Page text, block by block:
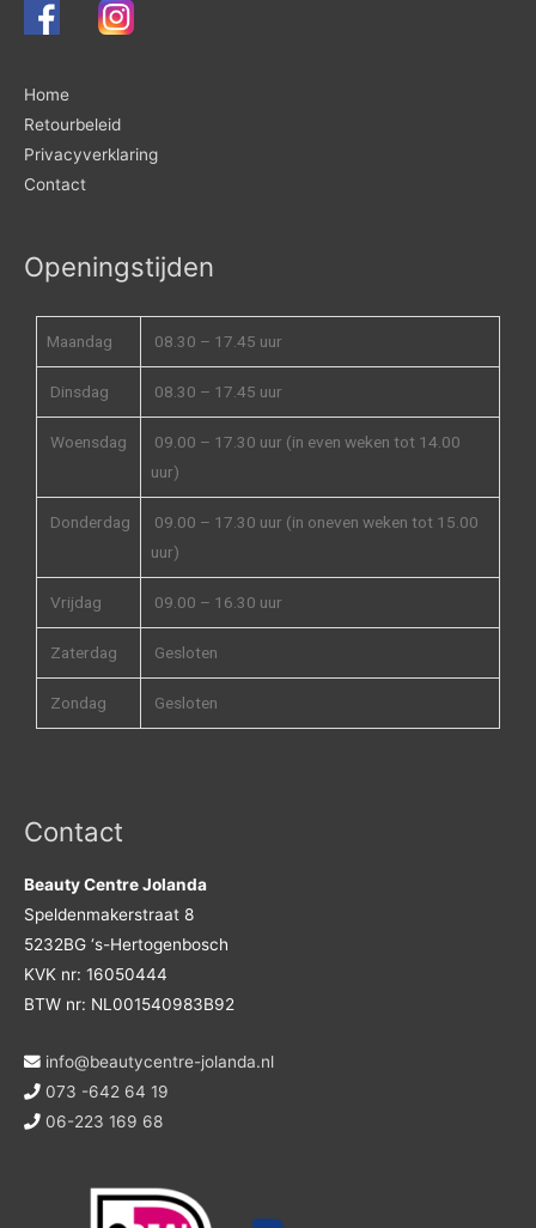
Home
Retourbeleid
Privacyverklaring
Contact
Openingstijden
Maandag 08.30 – 17.45 uur
Dinsdag 08.30 – 17.45 uur
Woensdag
09.00 – 17.30 uur (in even weken tot 14.00
uur)
Donderdag
09.00 – 17.30 uur (in oneven weken tot 15.00
uur)
Vrijdag 09.00 – 16.30 uur
Zaterdag Gesloten
Zondag Gesloten
Contact
Beauty Centre Jolanda
Speldenmakerstraat 8
5232BG ‘s-Hertogenbosch
KVK nr: 16050444
BTW nr: NL001540983B92
info@beautycentre-jolanda.nl
073 -642 64 19
06-223 169 68